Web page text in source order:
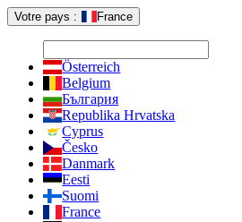
Votre pays : France
Österreich
Belgium
България
Republika Hrvatska
Cyprus
Česko
Danmark
Eesti
Suomi
France